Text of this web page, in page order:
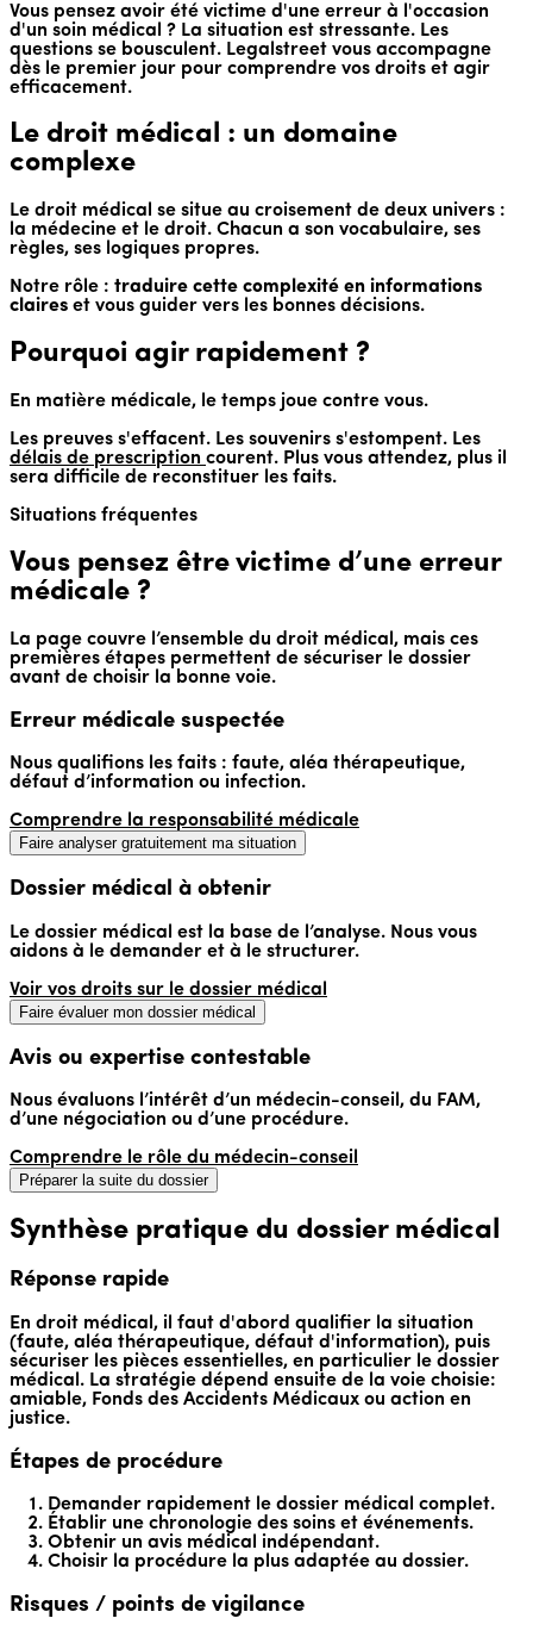
Vous pensez avoir été victime d'une erreur à l'occasion
d'un soin médical ? La situation est stressante. Les
questions se bousculent. Legalstreet vous accompagne
dès le premier jour pour comprendre vos droits et agir
efficacement.
Le droit médical : un domaine
complexe
Le droit médical se situe au croisement de deux univers :
la médecine et le droit. Chacun a son vocabulaire, ses
règles, ses logiques propres.
Notre rôle : traduire cette complexité en informations
claires et vous guider vers les bonnes décisions.
Pourquoi agir rapidement ?
En matière médicale, le temps joue contre vous.
Les preuves s'effacent. Les souvenirs s'estompent. Les
délais de prescription courent. Plus vous attendez, plus il
sera difficile de reconstituer les faits.
Situations fréquentes
Vous pensez être victime d’une erreur
médicale ?
La page couvre l’ensemble du droit médical, mais ces
premières étapes permettent de sécuriser le dossier
avant de choisir la bonne voie.
Erreur médicale suspectée
Nous qualifions les faits : faute, aléa thérapeutique,
défaut d’information ou infection.
Comprendre la responsabilité médicale
Faire analyser gratuitement ma situation
Dossier médical à obtenir
Le dossier médical est la base de l’analyse. Nous vous
aidons à le demander et à le structurer.
Voir vos droits sur le dossier médical
Faire évaluer mon dossier médical
Avis ou expertise contestable
Nous évaluons l’intérêt d’un médecin-conseil, du FAM,
d’une négociation ou d’une procédure.
Comprendre le rôle du médecin-conseil
Préparer la suite du dossier
Synthèse pratique du dossier médical
Réponse rapide
En droit médical, il faut d'abord qualifier la situation
(faute, aléa thérapeutique, défaut d'information), puis
sécuriser les pièces essentielles, en particulier le dossier
médical. La stratégie dépend ensuite de la voie choisie:
amiable, Fonds des Accidents Médicaux ou action en
justice.
Étapes de procédure
Demander rapidement le dossier médical complet.
Établir une chronologie des soins et événements.
Obtenir un avis médical indépendant.
Choisir la procédure la plus adaptée au dossier.
Risques / points de vigilance